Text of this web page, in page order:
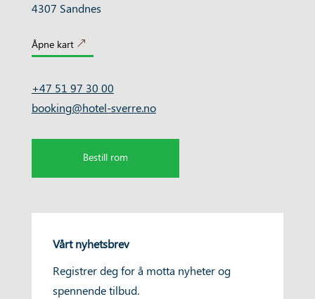
4307 Sandnes
Åpne kart
+47 51 97 30 00
booking@hotel-sverre.no
Bestill rom
Vårt nyhetsbrev
Registrer deg for å motta nyheter og
spennende tilbud.